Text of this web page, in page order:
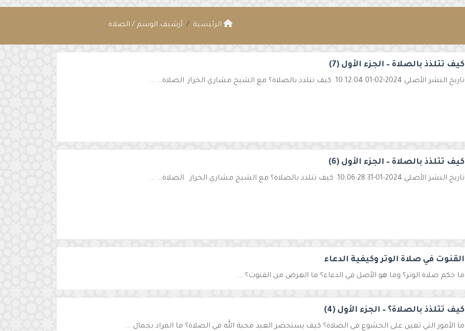
الرئيسية أرشيف الوسم / الصلاه
كيف تتلذذ بالصلاة – الجزء الأول (7)
تاريخ النشر الأصلي 2024-02-01 10:12:04. كيف تتلذذ بالصلاة؟ مع الشيخ مشاري الخراز. الصلاة… ...
كيف تتلذذ بالصلاة – الجزء الأول (6)
تاريخ النشر الأصلي 2024-01-31 10:06:28. كيف تتلذذ بالصلاة؟ مع الشيخ مشاري الخراز. الصلاة… ...
القنوت في صلاة الوتر وكيفية الدعاء
ما حكم صلاة الوتر؟ وما هو الأصل في الدعاء؟ ما الغرض من القنوت؟ ...
كيف تتلذذ بالصلاة؟ – الجزء الأول (4)
ما الأمور التي تعين على الخشوع في الصلاة؟ كيف يستحضر العبد محبة الله في الصلاة؟ ما المراد بجمال ...